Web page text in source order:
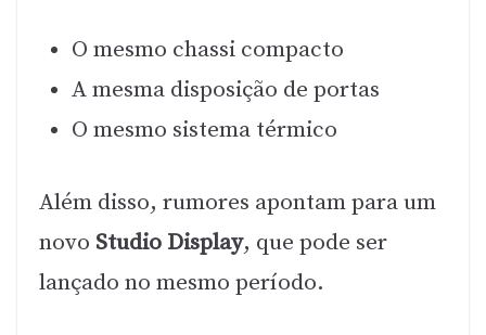
O mesmo chassi compacto
A mesma disposição de portas
O mesmo sistema térmico
Além disso, rumores apontam para um
novo Studio Display, que pode ser
lançado no mesmo período.